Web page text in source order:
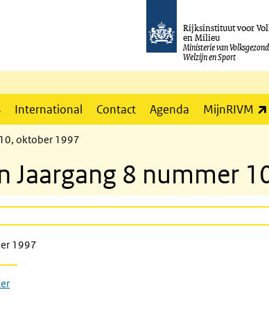
Rijksinstituut voor
en Milieu
Ministerie van
Welzijn en Sport
International Contact Agenda MijnRIVM
oktober 1997
Jaargang 8 nummer
1997